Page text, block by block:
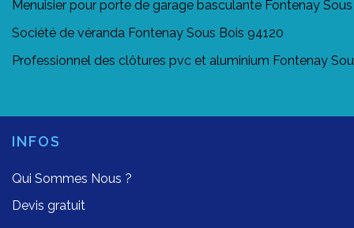
Menuisier pour porte de garage basculante Fontenay
Société de véranda Fontenay Sous Bois 94120
Professionnel des clôtures pvc et aluminium Fontenay
INFOS
Qui Sommes Nous ?
Devis gratuit